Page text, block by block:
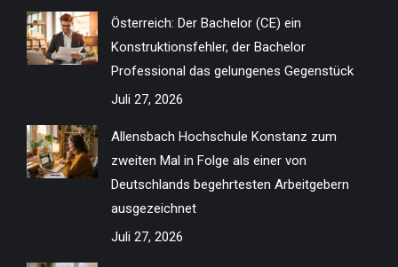
in
new
window
in
new
window
in
new
window
new
window
new
window
new
window
new
window
new
window
Österreich: Der Bachelor (CE) ein
Konstruktionsfehler, der Bachelor
Professional das gelungenes Gegenstück
Juli 27, 2026
Allensbach Hochschule Konstanz zum
zweiten Mal in Folge als einer von
Deutschlands begehrtesten Arbeitgebern
ausgezeichnet
Juli 27, 2026